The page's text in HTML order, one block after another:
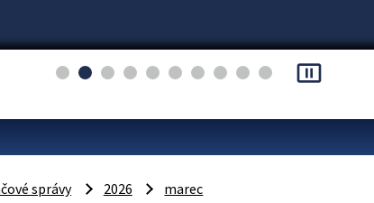
pause_presentation
správy 2026 marec